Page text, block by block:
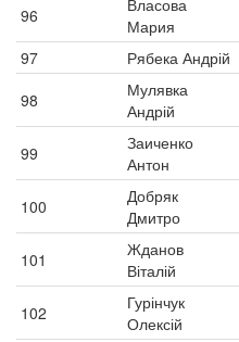
96
Власова
Мария
97
Рябека Андрій
98
Мулявка
Андрій
99
Заиченко
Антон
100
Добряк
Дмитро
101
Жданов
Віталій
102
Гурінчук
Олексій